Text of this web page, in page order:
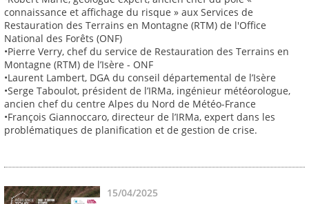
connaissance et affichage du risque » aux Services de
Restauration des Terrains en Montagne (RTM) de l'Office
National des Forêts (ONF)
•Pierre Verry, chef du service de Restauration des Terrains en
Montagne (RTM) de l’Isère - ONF
•Laurent Lambert, DGA du conseil départemental de l’Isère
•Serge Taboulot, président de l’IRMa, ingénieur météorologue,
ancien chef du centre Alpes du Nord de Météo-France
•François Giannoccaro, directeur de l’IRMa, expert dans les
problématiques de planification et de gestion de crise.
15/04/2025